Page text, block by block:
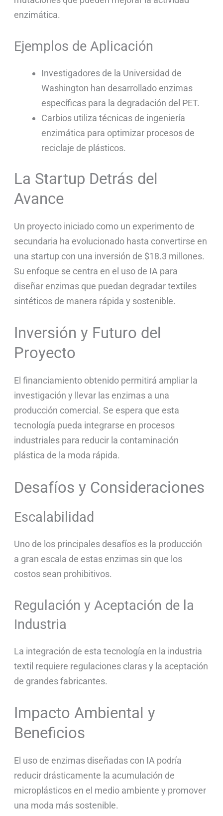
enzimática.
Ejemplos de Aplicación
Investigadores de la Universidad de
Washington han desarrollado enzimas
específicas para la degradación del PET.
Carbios utiliza técnicas de ingeniería
enzimática para optimizar procesos de
reciclaje de plásticos.
La Startup Detrás del
Avance
Un proyecto iniciado como un experimento de
secundaria ha evolucionado hasta convertirse en
una startup con una inversión de $18.3 millones.
Su enfoque se centra en el uso de IA para
diseñar enzimas que puedan degradar textiles
sintéticos de manera rápida y sostenible.
Inversión y Futuro del
Proyecto
El financiamiento obtenido permitirá ampliar la
investigación y llevar las enzimas a una
producción comercial. Se espera que esta
tecnología pueda integrarse en procesos
industriales para reducir la contaminación
plástica de la moda rápida.
Desafíos y Consideraciones
Escalabilidad
Uno de los principales desafíos es la producción
a gran escala de estas enzimas sin que los
costos sean prohibitivos.
Regulación y Aceptación de la
Industria
La integración de esta tecnología en la industria
textil requiere regulaciones claras y la aceptación
de grandes fabricantes.
Impacto Ambiental y
Beneficios
El uso de enzimas diseñadas con IA podría
reducir drásticamente la acumulación de
microplásticos en el medio ambiente y promover
una moda más sostenible.